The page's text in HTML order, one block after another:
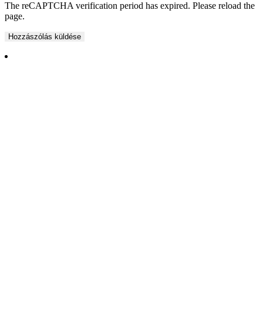
The reCAPTCHA verification period has expired. Please reload the
page.